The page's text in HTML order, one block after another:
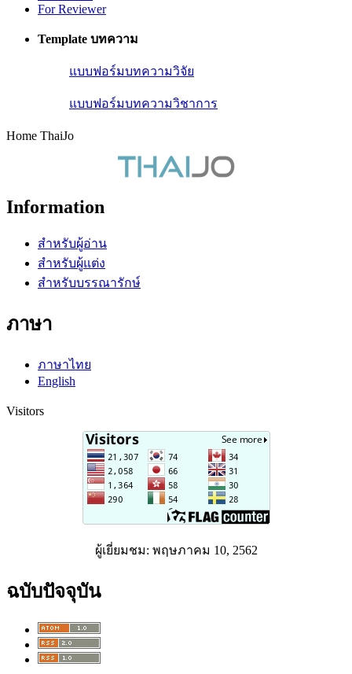
For Reviewer
Template บทความ
แบบฟอร์มบทความวิจัย
แบบฟอร์มบทความวิชาการ
Home ThaiJo
Information
สำหรับผู้อ่าน
สำหรับผู้แต่ง
สำหรับบรรณารักษ์
ภาษา
ภาษาไทย
English
Visitors
ผู้เยี่ยมชม: พฤษภาคม 10, 2562
ฉบับปัจจุบัน